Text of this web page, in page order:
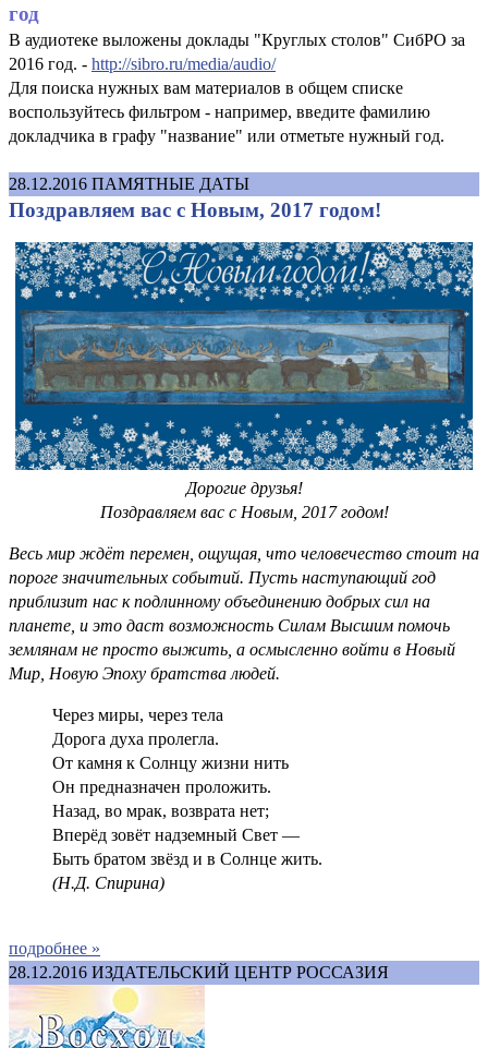
год
В аудиотеке выложены доклады "Круглых столов" СибРО за
2016 год. - http://sibro.ru/media/audio/
Для поиска нужных вам материалов в общем списке
воспользуйтесь фильтром - например, введите фамилию
докладчика в графу "название" или отметьте нужный год.
28.12.2016 ПАМЯТНЫЕ ДАТЫ
Поздравляем вас с Новым, 2017 годом!
Дорогие друзья!
Поздравляем вас с Новым, 2017 годом!
Весь мир ждёт перемен, ощущая, что человечество стоит на
пороге значительных событий. Пусть наступающий год
приблизит нас к подлинному объединению добрых сил на
планете, и это даст возможность Силам Высшим помочь
землянам не просто выжить, а осмысленно войти в Новый
Мир, Новую Эпоху братства людей.
Через миры, через тела
Дорога духа пролегла.
От камня к Солнцу жизни нить
Он предназначен проложить.
Назад, во мрак, возврата нет;
Вперёд зовёт надземный Свет —
Быть братом звёзд и в Солнце жить.
(Н.Д. Спирина)
подробнее »
28.12.2016 ИЗДАТЕЛЬСКИЙ ЦЕНТР РОССАЗИЯ